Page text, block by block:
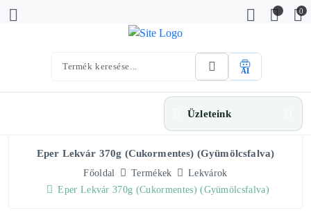
0
AI
Üzleteink
Eper Lekvár 370g (cukormentes) (Gyümölcsfalva)
Főoldal Termékek
Lekvárok
Eper Lekvár 370g (cukormentes) (Gyümölcsfalva)